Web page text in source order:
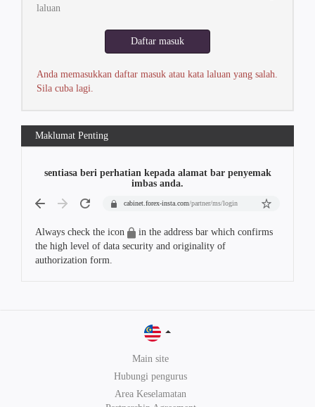
laluan
Daftar masuk
Anda memasukkan daftar masuk atau kata laluan yang salah.
Sila cuba lagi.
Maklumat Penting
sentiasa beri perhatian kepada alamat bar penyemak
imbas anda.
cabinet.forex-insta.com/partner/ms/login
Always check the icon
in the address bar which confirms
the high level of data security and originality of
authorization form.
Main site
Hubungi pengurus
Area Keselamatan